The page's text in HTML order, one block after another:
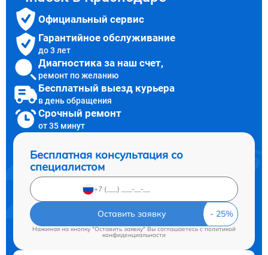
Официальный сервис
Гарантийное обслуживание
до 3 лет
Диагностика за наш счет,
ремонт по желанию
Бесплатный выезд курьера
в день обращения
Срочный ремонт
от 35 минут
Бесплатная консультация со
специалистом
Оставить заявку
Нажимая на кнопку "Оставить заявку" Вы соглашаетесь cполитикой
конфиденциальности